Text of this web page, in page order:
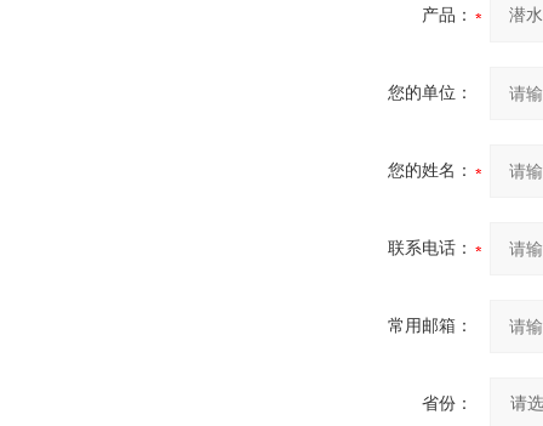
产品：
您的单位：
您的姓名：
联系电话：
常用邮箱：
省份：